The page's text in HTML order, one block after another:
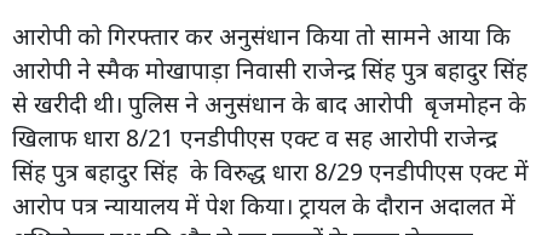
आरोपी को गिरफ्तार कर अनुसंधान किया तो सामने आया कि
आरोपी ने स्मैक मोखापाड़ा निवासी राजेन्द्र सिंह पुत्र बहादुर सिंह
से खरीदी थी। पुलिस ने अनुसंधान के बाद आरोपी बृजमोहन के
खिलाफ धारा 8/21 एनडीपीएस एक्ट व सह आरोपी राजेन्द्र
सिंह पुत्र बहादुर सिंह के विरुद्ध धारा 8/29 एनडीपीएस एक्ट में
आरोप पत्र न्यायालय में पेश किया। ट्रायल के दौरान अदालत में